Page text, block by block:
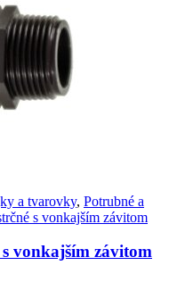
a tvarovky, Potrubné a
s vonkajším závitom
vonkajším závitom